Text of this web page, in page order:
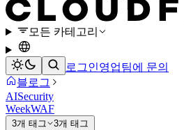
모든 카테고리
로그인영업팀에 문의
블로그
AISecurity
WeekWAF
3개 태그
3개 태그